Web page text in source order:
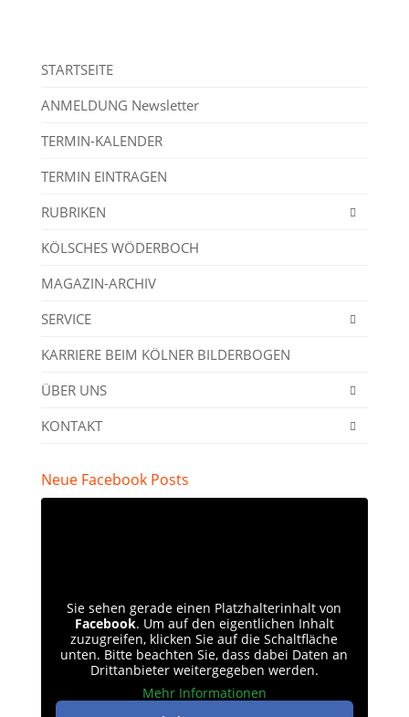
STARTSEITE
ANMELDUNG Newsletter
TERMIN-KALENDER
TERMIN EINTRAGEN
RUBRIKEN
KÖLSCHES WÖDERBOCH
MAGAZIN-ARCHIV
SERVICE
KARRIERE BEIM KÖLNER BILDERBOGEN
ÜBER UNS
KONTAKT
Neue Facebook Posts
Sie sehen gerade einen Platzhalterinhalt von
Facebook. Um auf den eigentlichen Inhalt
zuzugreifen, klicken Sie auf die Schaltfläche
unten. Bitte beachten Sie, dass dabei Daten an
Drittanbieter weitergegeben werden.
Mehr Informationen